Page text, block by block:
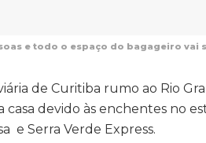
e todo o espaço do bagageiro
de Curitiba rumo ao Rio
devido às enchentes no
e Serra Verde Express.